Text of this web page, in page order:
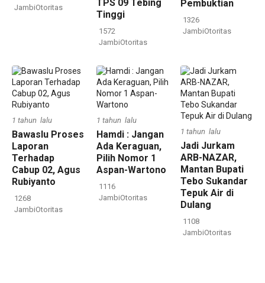
JambiOtoritas
TPS 09 Tebing
Tinggi
1572
JambiOtoritas
Pembuktian
1326
JambiOtoritas
1 tahun lalu
Bawaslu Proses
Laporan
Terhadap
Cabup 02, Agus
Rubiyanto
1268
JambiOtoritas
1 tahun lalu
Hamdi : Jangan
Ada Keraguan,
Pilih Nomor 1
Aspan-Wartono
1116
JambiOtoritas
1 tahun lalu
Jadi Jurkam
ARB-NAZAR,
Mantan Bupati
Tebo Sukandar
Tepuk Air di
Dulang
1108
JambiOtoritas